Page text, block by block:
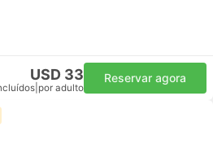
USD 33
por adulto
Reservar agora